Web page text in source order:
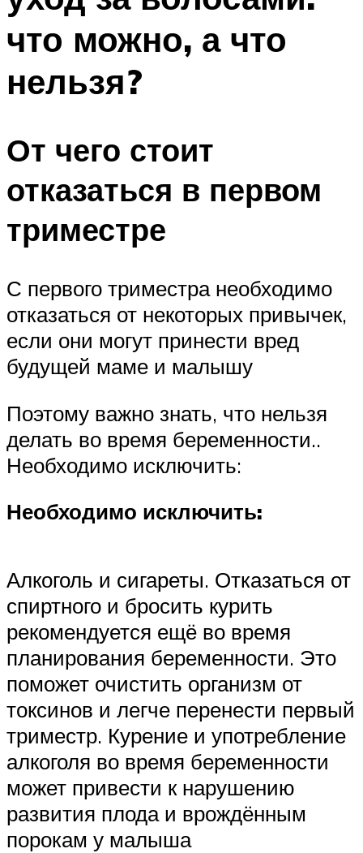
что можно, а что
нельзя?
От чего стоит
отказаться в первом
триместре
С первого триместра необходимо
отказаться от некоторых привычек,
если они могут принести вред
будущей маме и малышу
Поэтому важно знать, что нельзя
делать во время беременности..
Необходимо исключить:
Необходимо исключить:
Алкоголь и сигареты. Отказаться от
спиртного и бросить курить
рекомендуется ещё во время
планирования беременности. Это
поможет очистить организм от
токсинов и легче перенести первый
триместр. Курение и употребление
алкоголя во время беременности
может привести к нарушению
развития плода и врождённым
порокам у малыша